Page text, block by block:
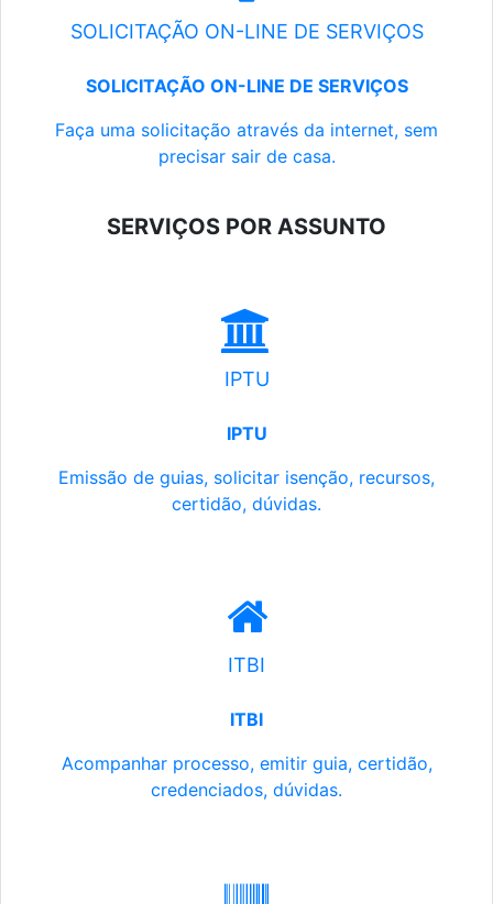
SOLICITAÇÃO ON-LINE DE SERVIÇOS
SOLICITAÇÃO ON-LINE DE SERVIÇOS
Faça uma solicitação através da internet, sem
precisar sair de casa.
SERVIÇOS POR ASSUNTO
IPTU
IPTU
Emissão de guias, solicitar isenção, recursos,
certidão, dúvidas.
ITBI
ITBI
Acompanhar processo, emitir guia, certidão,
credenciados, dúvidas.